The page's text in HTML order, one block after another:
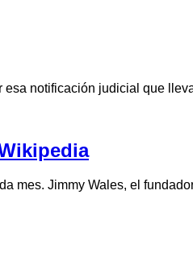
esa notificación judicial que
mes. Jimmy Wales, el